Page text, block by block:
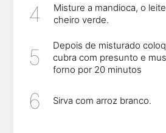
Misture a mandioca, o
cheiro verde.
Depois de misturado
cubra com presunto e
forno por 20 minutos
Sirva com arroz branco.